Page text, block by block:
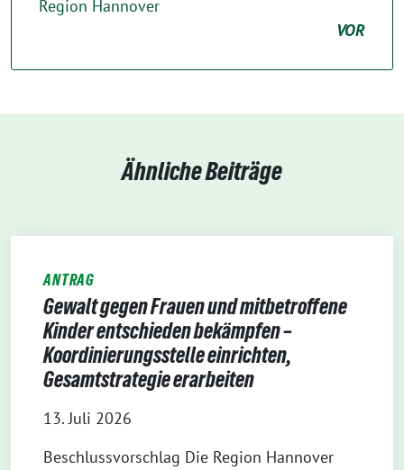
Region Hannover
VOR
Ähnliche Beiträge
ANTRAG
Gewalt gegen Frauen und mitbetroffene
Kinder entschieden bekämpfen –
Koordinierungsstelle einrichten,
Gesamtstrategie erarbeiten
13. Juli 2026
Beschlussvorschlag Die Region Hannover